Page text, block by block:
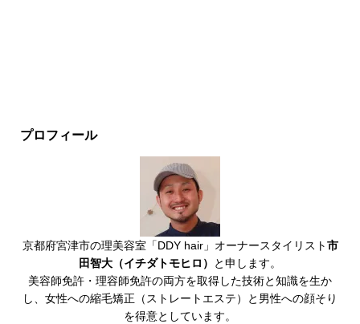
プロフィール
京都府宮津市の理美容室「DDY hair」オーナースタイリスト市
田智大（イチダトモヒロ）
と申します。
美容師免許・理容師免許の両方を取得した技術と知識を生か
し、女性への縮毛矯正（ストレートエステ）と男性への顔そり
を得意としています。